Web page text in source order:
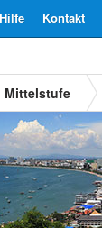
Kontakt
Hilfe
Mittelstufe